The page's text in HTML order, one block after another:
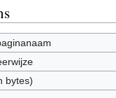
bytes)